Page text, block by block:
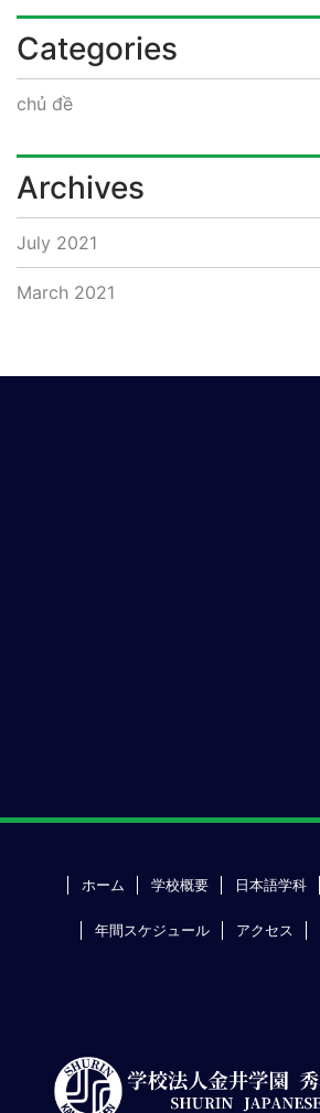
Categories
chủ đề
Archives
July 2021
March 2021
ホーム 学校概要 日本語学科
年間スケジュール アクセス